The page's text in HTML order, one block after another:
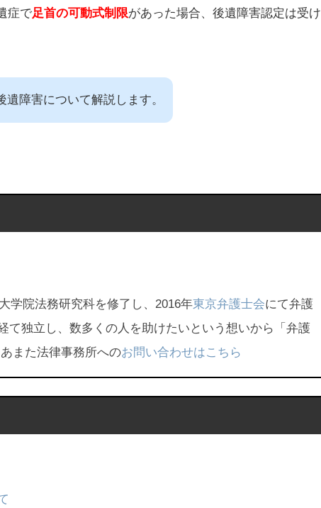
症で足首の可動式制限があった場合、後遺障害認定は受け
障害について解説します。
学院法務研究科を修了し、2016年東京弁護士会にて弁護
て独立し、数多くの人を助けたいという想いから「弁護
また法律事務所へのお問い合わせはこちら